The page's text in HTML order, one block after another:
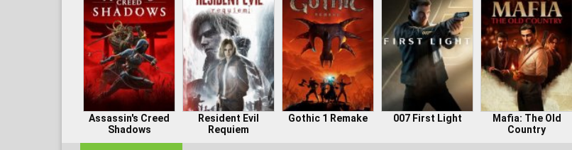
Assassin's Creed
Shadows
Resident Evil
Requiem
Gothic 1 Remake 007 First Light
Mafia: The Old
Country